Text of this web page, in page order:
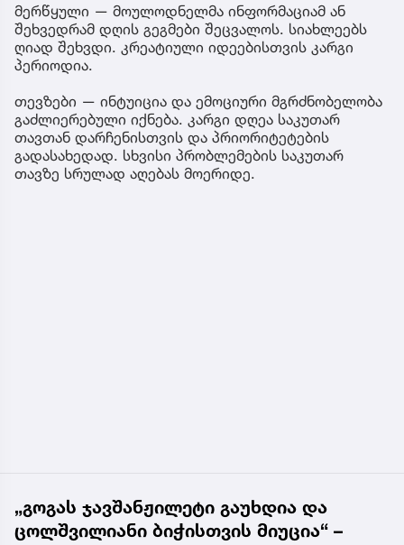
მერწყული — მოულოდნელმა ინფორმაციამ ან
შეხვედრამ დღის გეგმები შეცვალოს. სიახლეებს
ღიად შეხვდი. კრეატიული იდეებისთვის კარგი
პერიოდია.
თევზები — ინტუიცია და ემოციური მგრძნობელობა
გაძლიერებული იქნება. კარგი დღეა საკუთარ
თავთან დარჩენისთვის და პრიორიტეტების
გადასახედად. სხვისი პრობლემების საკუთარ
თავზე სრულად აღებას მოერიდე.
„გოგას ჯავშანჟილეტი გაუხდია და
ცოლშვილიანი ბიჭისთვის მიუცია“ –